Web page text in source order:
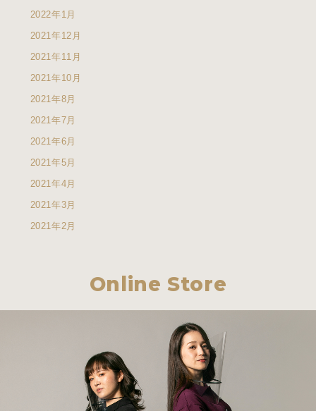
2022年1月
2021年12月
2021年11月
2021年10月
2021年8月
2021年7月
2021年6月
2021年5月
2021年4月
2021年3月
2021年2月
Online Store